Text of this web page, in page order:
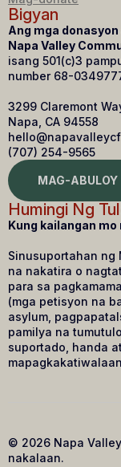
Bigyan
Ang mga
Napa Valley
isang 501(c)3
number 68-
3299 Claremont
Napa, CA 94558
(707) 254-9565
MAG-ABULOY
Humingi Ng
Kung kailangan
Sinusuportahan ng
na nakatira o
para sa
(mga petisyon na
asylum,
pamilya na
suportado, handa
© 2026 Napa
nakalaan.